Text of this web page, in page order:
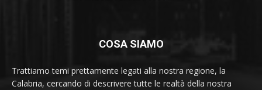
COSA SIAMO
Trattiamo temi prettamente legati alla nostra regione, la
Calabria, cercando di descrivere tutte le realtà della nostra